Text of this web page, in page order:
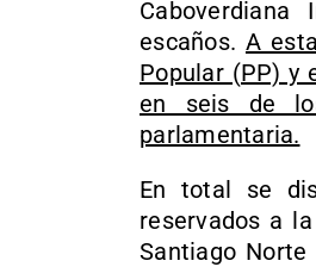
Caboverdiana
escaños. A
Popular (PP) y
en seis de
parlamentaria.
En total se
reservados a
Santiago